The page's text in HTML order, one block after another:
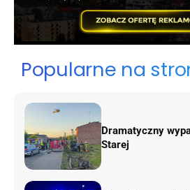
Popularne na
Dramatyczny
Starej